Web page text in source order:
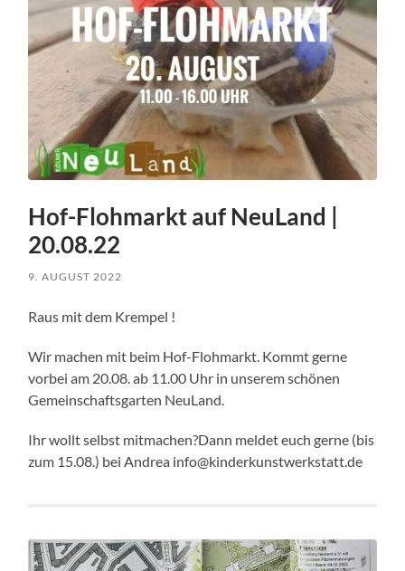
Hof-Flohmarkt auf NeuLand |
20.08.22
9. AUGUST 2022
Raus mit dem Krempel !
Wir machen mit beim Hof-Flohmarkt. Kommt gerne
vorbei am 20.08. ab 11.00 Uhr in unserem schönen
Gemeinschaftsgarten NeuLand.
Ihr wollt selbst mitmachen?Dann meldet euch gerne (bis
zum 15.08.) bei Andrea info@kinderkunstwerkstatt.de